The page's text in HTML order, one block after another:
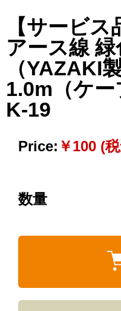
【サービス
アース線
（YAZAKI製
1.0m（ケ
K-19
Price: ￥100 (
数量